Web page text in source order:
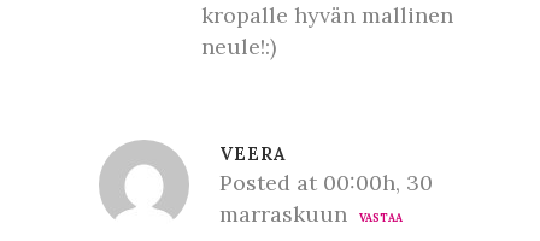
kropalle hyvän mallinen
neule!:)
VEERA
Posted at 00:00h, 30
marraskuun
VASTAA